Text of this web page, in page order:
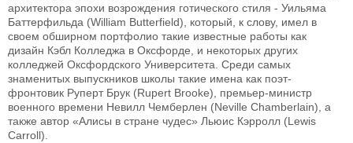
архитектора эпохи возрождения готического стиля - Уильяма
Баттерфильда (William Butterfield), который, к слову, имел в
своем обширном портфолио такие известные работы как
дизайн Кэбл Колледжа в Оксфорде, и некоторых других
колледжей Оксфордского Университета. Среди самых
знаменитых выпускников школы такие имена как поэт-
фронтовик Руперт Брук (Rupert Brooke), премьер-министр
военного времени Невилл Чемберлен (Neville Chamberlain), а
также автор «Алисы в стране чудес» Льюис Кэрролл (Lewis
Carroll).